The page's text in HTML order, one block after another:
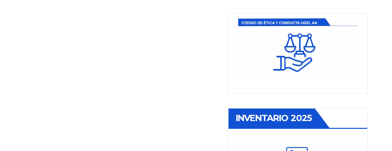
INVENTARIO 2025